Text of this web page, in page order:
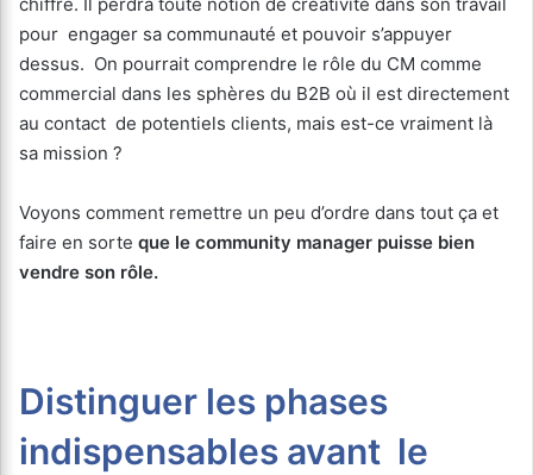
pour engager sa communauté et pouvoir s’appuyer
dessus. On pourrait comprendre le rôle du CM comme
commercial dans les sphères du B2B où il est directement
au contact de potentiels clients, mais est-ce vraiment là
sa mission ?
Voyons comment remettre un peu d’ordre dans tout ça et
faire en sorte que le community manager puisse bien
vendre son rôle.
Distinguer les phases
indispensables avant le